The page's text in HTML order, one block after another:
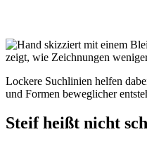
Lockere Suchlinien helfen
und Formen beweglicher
Steif heißt nicht